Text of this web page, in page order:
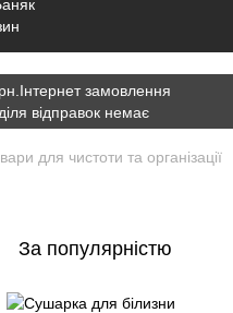
K7JWBM2W');
замовлення
відправок немає
для чистоти та організації
За популярністю